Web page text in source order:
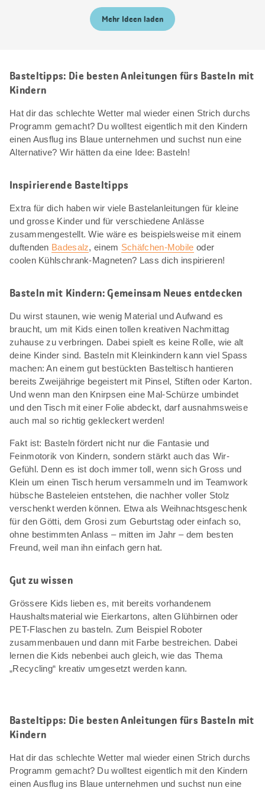
Mehr Ideen laden
Basteltipps: Die besten Anleitungen fürs Basteln mit
Kindern
Hat dir das schlechte Wetter mal wieder einen Strich durchs
Programm gemacht? Du wolltest eigentlich mit den Kindern
einen Ausflug ins Blaue unternehmen und suchst nun eine
Alternative? Wir hätten da eine Idee: Basteln!
Inspirierende Basteltipps
Extra für dich haben wir viele Bastelanleitungen für kleine
und grosse Kinder und für verschiedene Anlässe
zusammengestellt. Wie wäre es beispielsweise mit einem
duftenden Badesalz, einem Schäfchen-Mobile oder
coolen Kühlschrank-Magneten? Lass dich inspirieren!
Basteln mit Kindern: Gemeinsam Neues entdecken
Du wirst staunen, wie wenig Material und Aufwand es
braucht, um mit Kids einen tollen kreativen Nachmittag
zuhause zu verbringen. Dabei spielt es keine Rolle, wie alt
deine Kinder sind. Basteln mit Kleinkindern kann viel Spass
machen: An einem gut bestückten Basteltisch hantieren
bereits Zweijährige begeistert mit Pinsel, Stiften oder Karton.
Und wenn man den Knirpsen eine Mal-Schürze umbindet
und den Tisch mit einer Folie abdeckt, darf ausnahmsweise
auch mal so richtig gekleckert werden!
Fakt ist: Basteln fördert nicht nur die Fantasie und
Feinmotorik von Kindern, sondern stärkt auch das Wir-
Gefühl. Denn es ist doch immer toll, wenn sich Gross und
Klein um einen Tisch herum versammeln und im Teamwork
hübsche Basteleien entstehen, die nachher voller Stolz
verschenkt werden können. Etwa als Weihnachtsgeschenk
für den Götti, dem Grosi zum Geburtstag oder einfach so,
ohne bestimmten Anlass – mitten im Jahr – dem besten
Freund, weil man ihn einfach gern hat.
Gut zu wissen
Grössere Kids lieben es, mit bereits vorhandenem
Haushaltsmaterial wie Eierkartons, alten Glühbirnen oder
PET-Flaschen zu basteln. Zum Beispiel Roboter
zusammenbauen und dann mit Farbe bestreichen. Dabei
lernen die Kids nebenbei auch gleich, wie das Thema
„Recycling“ kreativ umgesetzt werden kann.
Basteltipps: Die besten Anleitungen fürs Basteln mit
Kindern
Hat dir das schlechte Wetter mal wieder einen Strich durchs
Programm gemacht? Du wolltest eigentlich mit den Kindern
einen Ausflug ins Blaue unternehmen und suchst nun eine